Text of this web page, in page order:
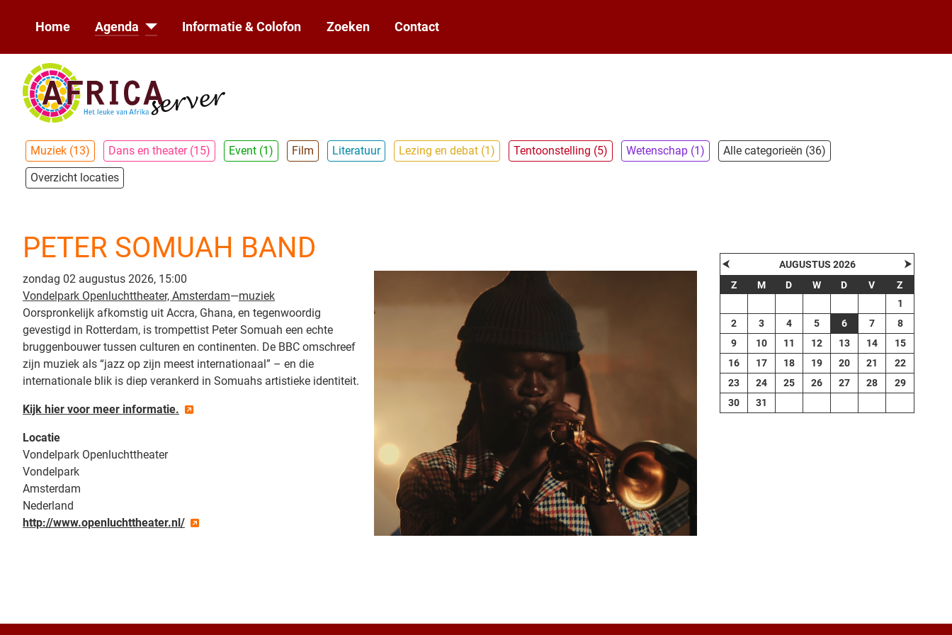
Home Agenda Informatie & Colofon Zoeken Contact
Muziek (13) Dans en theater (15) Event (1) Film Literatuur Lezing en debat (1) Tentoonstelling (5) Wetenschap (1)
Alle categorieën (36)
Overzicht locaties
PETER SOMUAH BAND
zondag 02 augustus 2026, 15:00
Vondelpark Openluchttheater, Amsterdam—muziek
Oorspronkelijk afkomstig uit Accra, Ghana, en tegenwoordig
gevestigd in Rotterdam, is trompettist Peter Somuah een echte
bruggenbouwer tussen culturen en continenten. De BBC omschreef
zijn muziek als “jazz op zijn meest internationaal” – en die
internationale blik is diep verankerd in Somuahs artistieke identiteit.
Kijk hier voor meer informatie.
Locatie
Vondelpark Openluchttheater
Vondelpark
Amsterdam
Nederland
http://www.openluchttheater.nl/
⮜ AUGUSTUS 2026 ⮞
Z M D W D V
Z
1
2
3 4 5 6 7
8
9
10 11 12 13 14
15
16
17 18 19 20 21
22
23
24 25 26 27 28
29
30
31